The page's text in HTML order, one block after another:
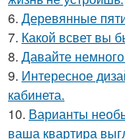
6. Деревянные
7. Какой всвет вы
8. Давайте
9. Интересное
кабинета.
10. Варианты
ваша квартира